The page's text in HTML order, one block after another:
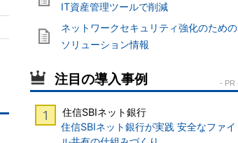
IT資産管理ツールで削減
ネットワークセキュリティ強化のための
ソリューション情報